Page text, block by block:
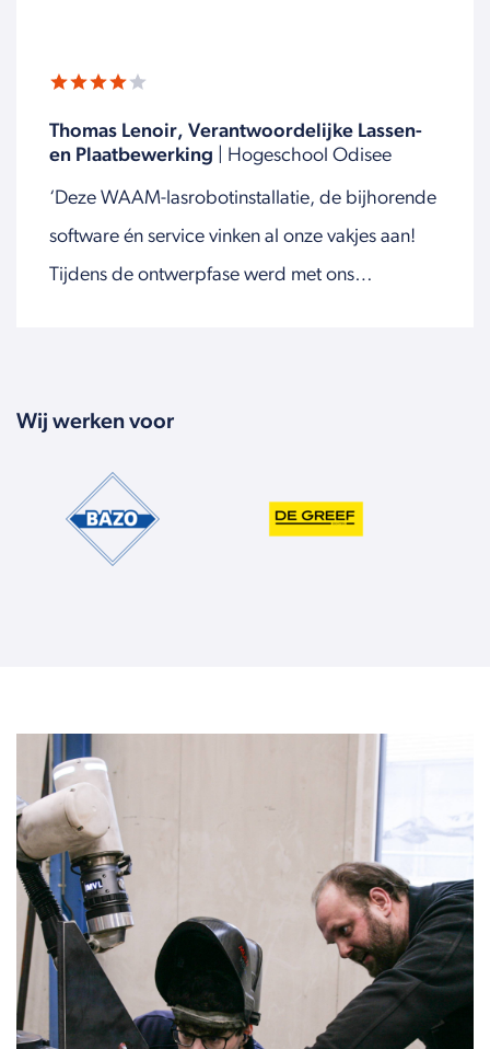
Thomas Lenoir, Verantwoordelijke Lassen-
en Plaatbewerking | Hogeschool Odisee
‘Deze WAAM-lasrobotinstallatie, de bijhorende
software én service vinken al onze vakjes aan!
Tijdens de ontwerpfase werd met ons
Wij werken voor